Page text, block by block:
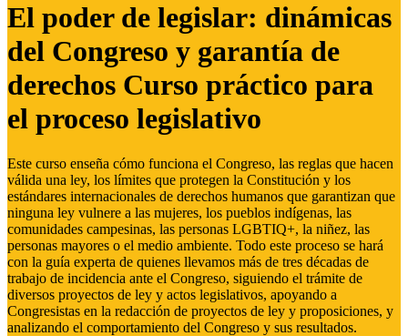
El poder de legislar: dinámicas
del Congreso y garantía de
derechos Curso práctico para
el proceso legislativo
Este curso enseña cómo funciona el Congreso, las reglas que hacen
válida una ley, los límites que protegen la Constitución y los
estándares internacionales de derechos humanos que garantizan que
ninguna ley vulnere a las mujeres, los pueblos indígenas, las
comunidades campesinas, las personas LGBTIQ+, la niñez, las
personas mayores o el medio ambiente. Todo este proceso se hará
con la guía experta de quienes llevamos más de tres décadas de
trabajo de incidencia ante el Congreso, siguiendo el trámite de
diversos proyectos de ley y actos legislativos, apoyando a
Congresistas en la redacción de proyectos de ley y proposiciones, y
analizando el comportamiento del Congreso y sus resultados.